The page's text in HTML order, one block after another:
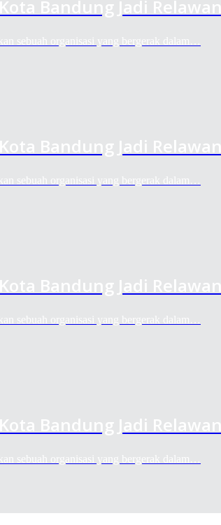
Bandung Jadi Relawan
sebuah organisasi yang bergerak dalam…
Bandung Jadi Relawan
sebuah organisasi yang bergerak dalam…
Bandung Jadi Relawan
sebuah organisasi yang bergerak dalam…
Bandung Jadi Relawan
sebuah organisasi yang bergerak dalam…